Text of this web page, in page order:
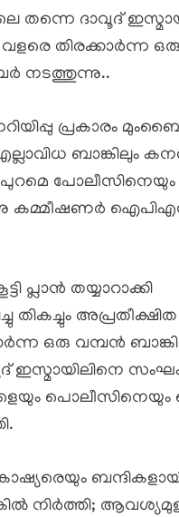
തന്നെ ദാവൂദ്
തിരക്കാർന്ന
നടത്തുന്നു..
പ്രകാരം
ബാങ്കിലും
പുറമെ പോലീസിനെയും
കമ്മീഷണർ
പ്ലാൻ തയ്യാറാക്കി
അപ്രതീക്ഷിത
ഒരു വമ്പൻ
ഇസ്മായിലിനെ
പൊലീസിനെയും
നിർത്തി;